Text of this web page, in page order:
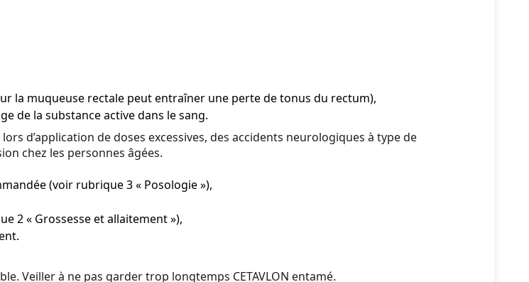
la muqueuse rectale peut entraîner une perte de tonus du rectum),
de la substance active dans le sang.
d’application de doses excessives, des accidents neurologiques à type de
chez les personnes âgées.
(voir rubrique 3 « Posologie»),
2 « Grossesse et allaitement »),
Veiller à ne pas garder trop longtemps CETAVLON entamé.